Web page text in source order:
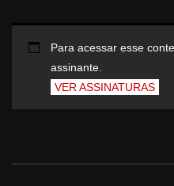
Para acessar esse
assinante.
VER ASSINATURAS